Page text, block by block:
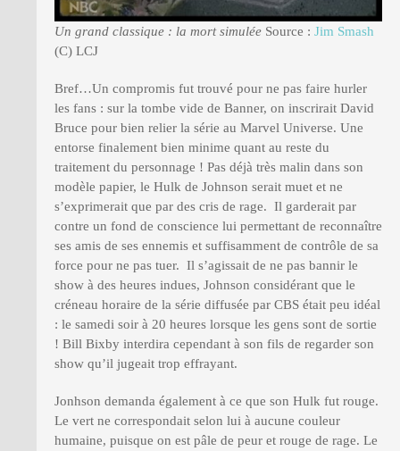
Un grand classique : la mort simulée Source : Jim Smash
(C) LCJ
Bref…Un compromis fut trouvé pour ne pas faire hurler
les fans : sur la tombe vide de Banner, on inscrirait David
Bruce pour bien relier la série au Marvel Universe. Une
entorse finalement bien minime quant au reste du
traitement du personnage ! Pas déjà très malin dans son
modèle papier, le Hulk de Johnson serait muet et ne
s’exprimerait que par des cris de rage. Il garderait par
contre un fond de conscience lui permettant de reconnaître
ses amis de ses ennemis et suffisamment de contrôle de sa
force pour ne pas tuer. Il s’agissait de ne pas bannir le
show à des heures indues, Johnson considérant que le
créneau horaire de la série diffusée par CBS était peu idéal
: le samedi soir à 20 heures lorsque les gens sont de sortie
! Bill Bixby interdira cependant à son fils de regarder son
show qu’il jugeait trop effrayant.
Jonhson demanda également à ce que son Hulk fut rouge.
Le vert ne correspondait selon lui à aucune couleur
humaine, puisque on est pâle de peur et rouge de rage. Le